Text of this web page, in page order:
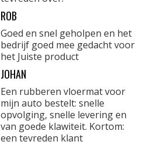
ROB
Goed en snel geholpen en het
bedrijf goed mee gedacht voor
het Juiste product
JOHAN
Een rubberen vloermat voor
mijn auto bestelt: snelle
opvolging, snelle levering en
van goede klawiteit. Kortom:
een tevreden klant